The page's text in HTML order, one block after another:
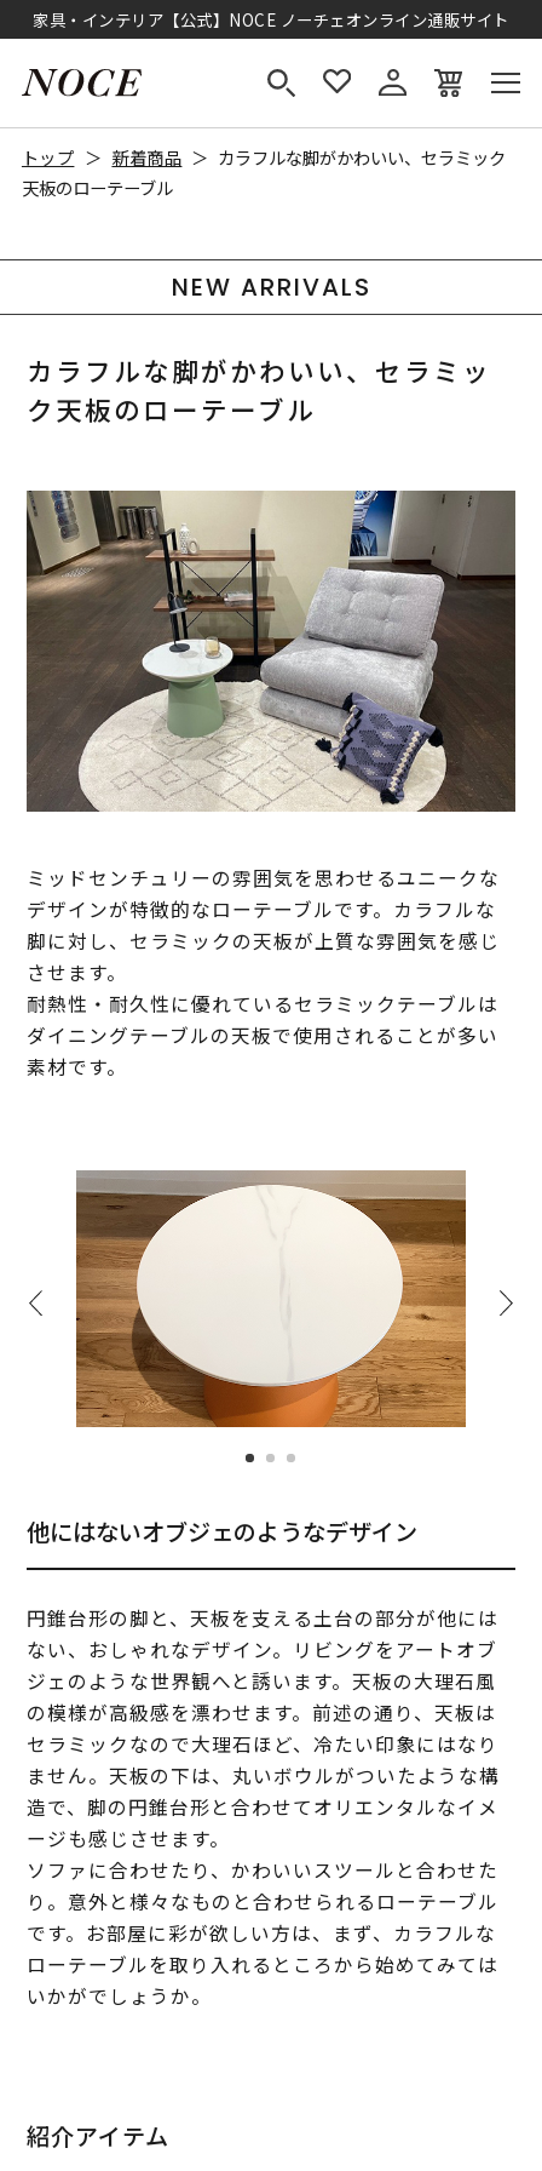
家具・インテリア【公式】NOCE ノーチェオンライン通販サイト
トップ 新着商品
カラフルな脚がかわいい、セラミック
天板のローテーブル
NEW ARRIVALS
カラフルな脚がかわいい、セラミッ
ク天板のローテーブル
ミッドセンチュリーの雰囲気を思わせるユニークな
デザインが特徴的なローテーブルです。カラフルな
脚に対し、セラミックの天板が上質な雰囲気を感じ
させます。
耐熱性・耐久性に優れているセラミックテーブルは
ダイニングテーブルの天板で使用されることが多い
素材です。
他にはないオブジェのようなデザイン
円錐台形の脚と、天板を支える土台の部分が他には
ない、おしゃれなデザイン。リビングをアートオブ
ジェのような世界観へと誘います。天板の大理石風
の模様が高級感を漂わせます。前述の通り、天板は
セラミックなので大理石ほど、冷たい印象にはなり
ません。天板の下は、丸いボウルがついたような構
造で、脚の円錐台形と合わせてオリエンタルなイメ
ージも感じさせます。
ソファに合わせたり、かわいいスツールと合わせた
り。意外と様々なものと合わせられるローテーブル
です。お部屋に彩が欲しい方は、まず、カラフルな
ローテーブルを取り入れるところから始めてみては
いかがでしょうか。
紹介アイテム